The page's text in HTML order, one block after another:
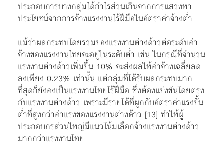
ประกอบการบางกลุ่มได้กำไรส่วนเกินจากการแสวงหา
ประโยชน์จากการจ้างแรงงานไร้ฝีมือในอัตราค่าจ้างต่ำ
แม้ว่าผลกระทบโดยรวมของแรงงานต่างด้าวต่อระดับค่า
จ้างของแรงงานไทยจะอยู่ในระดับต่ำ เช่น ในกรณีที่จำนวน
แรงงานต่างด้าวเพิ่มขึ้น 10% จะส่งผลให้ค่าจ้างเฉลี่ยลด
ลงเพียง 0.23% เท่านั้น แต่กลุ่มที่ได้รับผลกระทบมาก
ที่สุดก็ยังคงเป็นแรงงานไทยไร้ฝีมือ ซึ่งต้องแข่งขันโดยตรง
กับแรงงานต่างด้าว เพราะมีรายได้ที่ผูกกับอัตราค่าแรงขั้น
ต่ำที่สูงกว่าค่าแรงของแรงงานต่างด้าว [13] ทำให้ผู้
ประกอบกรส่วนใหญ่มีแนวโน้มเลือกจ้างแรงงานต่างด้าว
มากกว่าแรงงานไทย